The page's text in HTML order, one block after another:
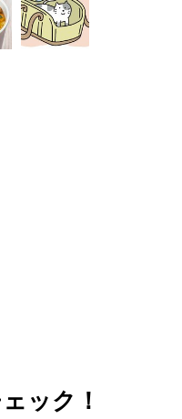
ック！